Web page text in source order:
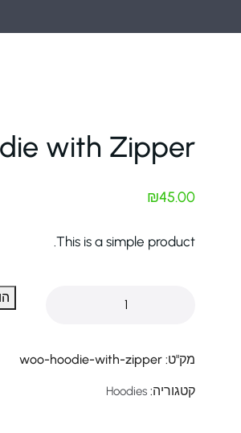
with Zipper
₪45.00
This is a simple product.
מק"ט: woo-hoodie-with-zipper
קטגוריה: Hoodies